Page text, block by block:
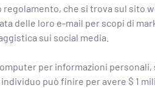
regolamento, che si trova sul sito
delle loro e-mail per scopi di
sui social media.
per informazioni
individuo può finire per avere $ 1